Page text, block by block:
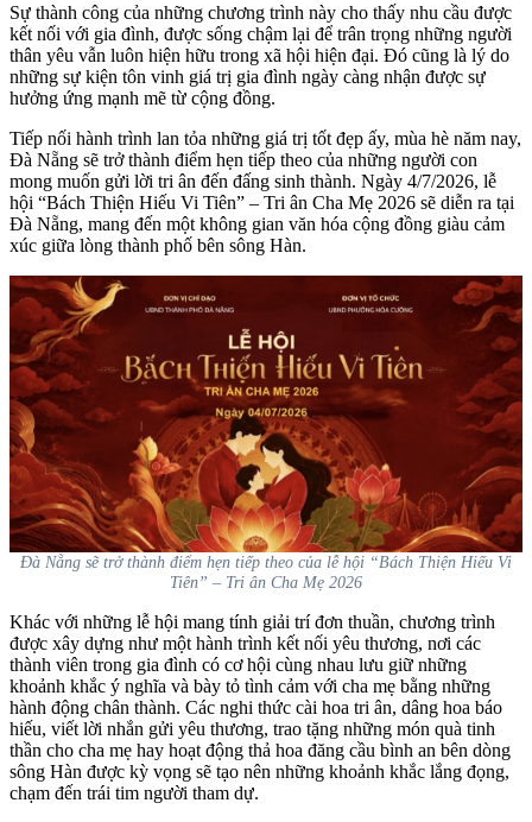
Sự thành công của những chương trình này cho thấy nhu cầu được
kết nối với gia đình, được sống chậm lại để trân trọng những người
thân yêu vẫn luôn hiện hữu trong xã hội hiện đại. Đó cũng là lý do
những sự kiện tôn vinh giá trị gia đình ngày càng nhận được sự
hưởng ứng mạnh mẽ từ cộng đồng.
Tiếp nối hành trình lan tỏa những giá trị tốt đẹp ấy, mùa hè năm nay,
Đà Nẵng sẽ trở thành điểm hẹn tiếp theo của những người con
mong muốn gửi lời tri ân đến đấng sinh thành. Ngày 4/7/2026, lễ
hội “Bách Thiện Hiếu Vi Tiên” – Tri ân Cha Mẹ 2026 sẽ diễn ra tại
Đà Nẵng, mang đến một không gian văn hóa cộng đồng giàu cảm
xúc giữa lòng thành phố bên sông Hàn.
Đà Nẵng sẽ trở thành điểm hẹn tiếp theo của lễ hội “Bách Thiện Hiếu Vi
Tiên” – Tri ân Cha Mẹ 2026
Khác với những lễ hội mang tính giải trí đơn thuần, chương trình
được xây dựng như một hành trình kết nối yêu thương, nơi các
thành viên trong gia đình có cơ hội cùng nhau lưu giữ những
khoảnh khắc ý nghĩa và bày tỏ tình cảm với cha mẹ bằng những
hành động chân thành. Các nghi thức cài hoa tri ân, dâng hoa báo
hiếu, viết lời nhắn gửi yêu thương, trao tặng những món quà tinh
thần cho cha mẹ hay hoạt động thả hoa đăng cầu bình an bên dòng
sông Hàn được kỳ vọng sẽ tạo nên những khoảnh khắc lắng đọng,
chạm đến trái tim người tham dự.